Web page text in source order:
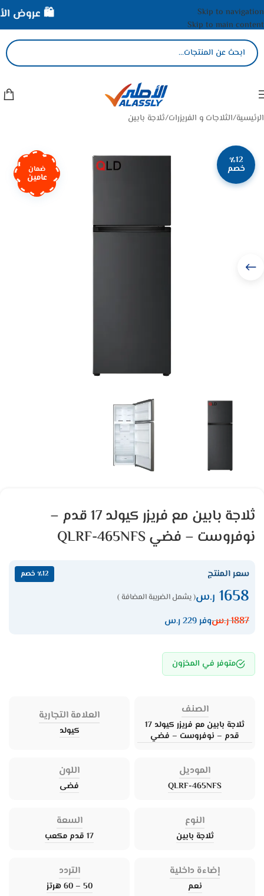
Skip to navigation
Skip to main content
الرئيسية/الثلاجات و الفريزرات/ثلاجة بابين
٪12
خصم ضمان
عامين
ثلاجة بابين مع فريزر كيولد 17 قدم –
نوفروست – فضي QLRF-465NFS
سعر المنتج ٪12 خصم
1658 ر.س( يشمل الضريبة المضافة )
1887ر.سوفر 229 ر.س
متوفر في المخزون
الصنف
ثلاجة بابين مع فريزر كيولد 17
قدم – نوفروست – فضي
العلامة التجارية
كيولد
الموديل
QLRF-465NFS
اللون
فضى
النوع
ثلاجة بابين
السعة
17 قدم مكعب
إضاءة داخلية
نعم
التردد
50 – 60 هرتز
🛍️ عروض